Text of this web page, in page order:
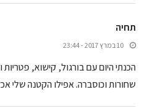
תחיה
10 במרץ 2017 - 23:44
הכנתי היום עם בורגול, קישוא,
שחורות וכוסברה. אפילו הקטנה שלי